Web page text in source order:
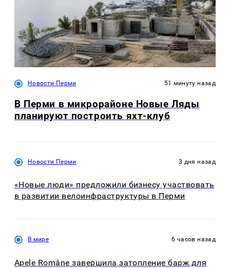
Новости Перми 51 минуту назад
В Перми в микрорайоне Новые Ляды
планируют построить яхт-клуб
Новости Перми 3 дня назад
«Новые люди» предложили бизнесу участвовать
в развитии велоинфраструктуры в Перми
В мире 6 часов назад
Apele Române завершила затопление барж для